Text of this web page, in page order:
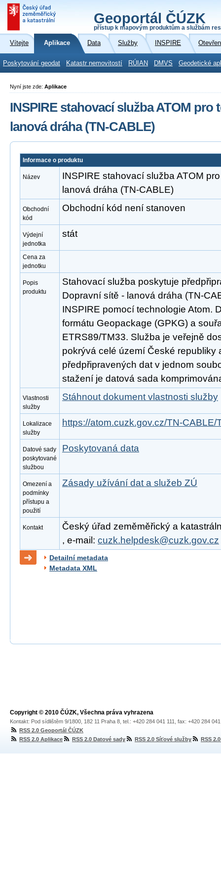
Geoportál ČÚZK
přístup k mapovým produktům a službám
Vítejte Aplikace Data Služby INSPIRE
Poskytování geodat Katastr nemovitostí RÚIAN DMVS Geodetické
Nyní jste zde: Aplikace
INSPIRE stahovací služba ATOM pro
lanová dráha (TN-CABLE)
Informace o produktu
Název
INSPIRE stahovací služba ATOM
lanová dráha (TN-CABLE)
Obchodní
kód
Obchodní kód není stanoven
Výdejní
jednotka
stát
Cena za
jednotku
Popis
produktu
Stahovací služba poskytuje
Dopravní sítě - lanová dráha (TN-
INSPIRE pomocí technologie Atom.
formátu Geopackage (GPKG) a
ETRS89/TM33. Služba je veřejně
pokrývá celé území České republiky
předpřipravených dat v jednom
stažení je datová sada
Vlastnosti
služby
Stáhnout dokument vlastnosti služby
Lokalizace
služby
https://atom.cuzk.gov.cz/TN-CABLE/
Datové sady
poskytované
službou
Poskytovaná data
Omezení a
podmínky
přístupu a
použití
Zásady užívání dat a služeb ZÚ
Kontakt
Český úřad zeměměřický a
, e-mail: cuzk.helpdesk@cuzk.gov.cz
Detailní metadata
Metadata XML
Copyright © 2010 ČÚZK, Všechna práva vyhrazena
Kontakt: Pod sídlištěm 9/1800, 182 11 Praha 8, tel.: +420 284 041 111, fax: +420 284
RSS 2.0 Geoportál ČÚZK
RSS 2.0 Aplikace
RSS 2.0 Datové sady RSS 2.0 Síťové služby RSS